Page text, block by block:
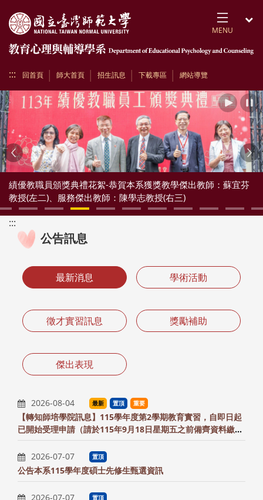
MENU
::: 回首頁 師大首頁 招生訊息 下載專區 網站導覽
播放
績優教職員頒獎典禮花絮-恭賀本系獲獎教學傑出教師：蘇宜芬
教授(左二)、服務傑出教師：陳學志教授(右三)
Previous
:::
公告訊息
最新消息
2026-08-04 最新 置頂 重要
【轉知師培學院訊息】115學年度第2學期教育實習，自即日起
已開始受理申請（請於115年9月18日星期五之前備齊資料繳交
至系辦）
2026-07-07
置頂
公告本系115學年度碩士先修生甄選資訊
2026-07-07 置頂
學術活動
徵才實習訊息 獎勵補助
傑出表現